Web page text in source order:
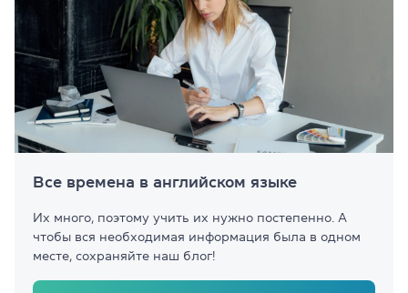
Все времена в английском языке
Их много, поэтому учить их нужно постепенно. А
чтобы вся необходимая информация была в одном
месте, сохраняйте наш блог!